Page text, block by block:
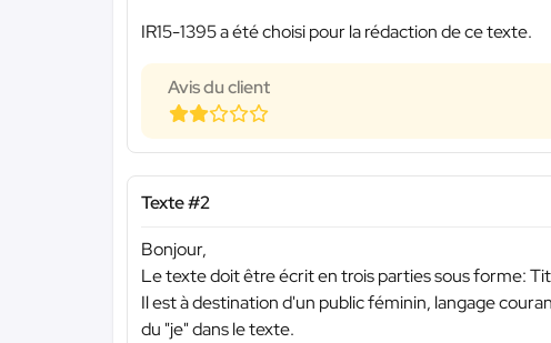
IR15-1395 a été choisi pour la rédaction de ce texte.
Avis du client
Texte #2
Bonjour,
Le texte doit être écrit en trois parties sous forme:
Il est à destination d'un public féminin, langage
du "je" dans le texte.